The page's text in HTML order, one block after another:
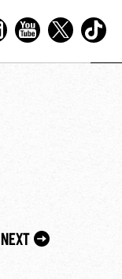
Next